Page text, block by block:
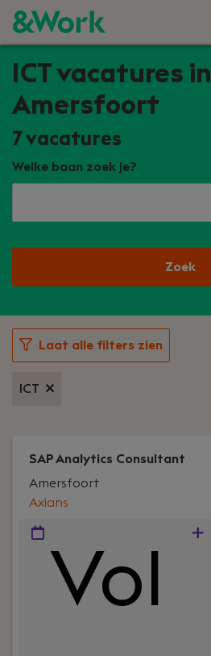
ICT vacatures in
Amersfoort
7vacatures
Welke baan zoek je?
Zoek
Laat alle filters zien
ICT
SAP Analytics Consultant
Axians
Amersfoort
Vol